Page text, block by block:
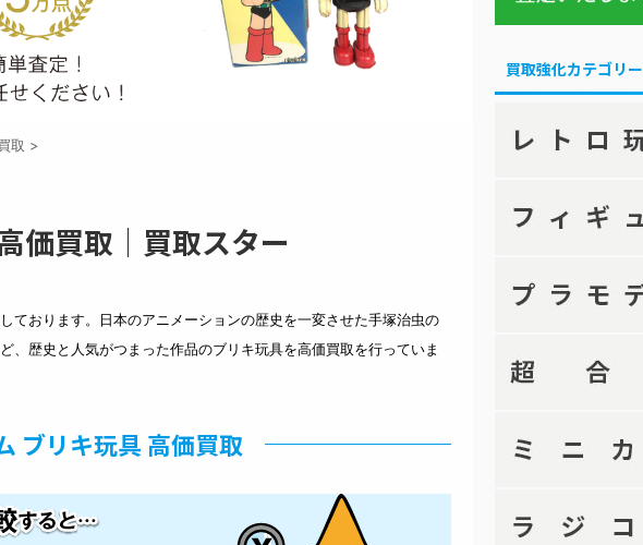
取 >
価買取｜買取スター
ております。日本のアニメーションの歴史を一変させた手塚治虫の
、歴史と人気がつまった作品のブリキ玩具を高価買取を行っていま
ブリキ玩具 高価買取
買取強化カテゴリー